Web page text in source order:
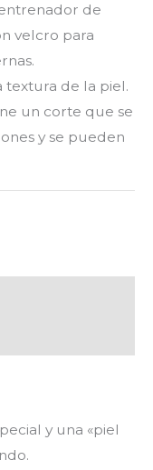
de
velcro para
textura de la piel.
un corte que se
y se pueden
y una «piel